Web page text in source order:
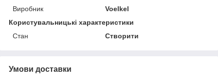
Виробник
Voelkel
Користувальницькі характеристики
Стан
Створити
Умови доставки